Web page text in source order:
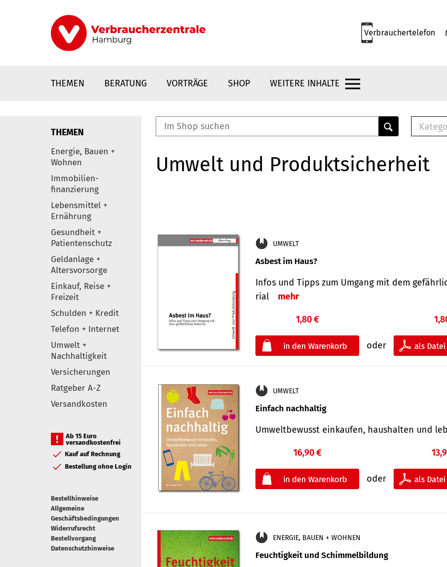
Verbrauchertelefon
THEMEN BERATUNG VORTRÄGE SHOP WEITERE INHALTE
Elemente
THEMEN
Energie, Bauen +
Wohnen
Immobilien-
finanzierung
Lebensmittel +
Ernährung
Gesundheit +
Patientenschutz
Geldanlage +
Altersvorsorge
Einkauf, Reise +
Freizeit
Schulden + Kredit
Telefon + Internet
Umwelt +
Nachhaltigkeit
Versicherungen
Ratgeber A-Z
Versandkosten
Ab 15 Euro
versandkostenfrei
Kauf auf Rechnung
Bestellung ohne Login
Bestellhinweise
Allgemeine
Geschäftsbedingungen
Widerrufsrecht
Bestellvorgang
Datenschutzhinweise
Umwelt und Produktsicherheit
UMWELT
Asbest im Haus?
Infos und Tipps zum Um­gang mit dem
rial
mehr
1,80 €
oder
UMWELT
Einfach nachhaltig
Umweltbewusst einkaufen, haushalten und
16,90 €
oder
ENERGIE, BAUEN + WOHNEN
Feuchtigkeit und Schimmelbildung